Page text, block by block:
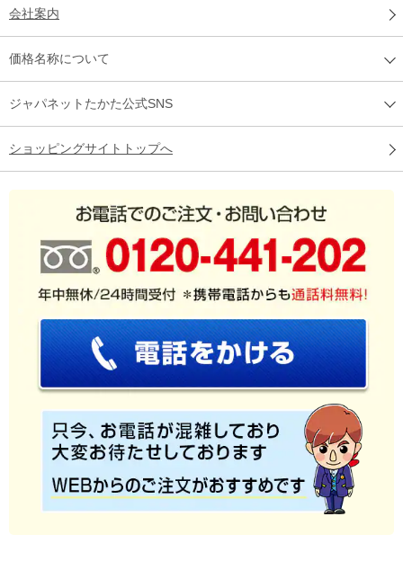
会社案内
価格名称について
ジャパネットたかた公式SNS
ショッピングサイトトップへ